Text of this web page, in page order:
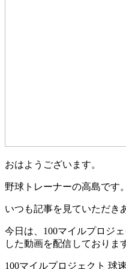
おはようございます。
野球トレーナーの高島です。
いつも記事を見ていただき
今日は、100マイルプロジ
した動画を配信しておりま
100マイルプロジェクト 球